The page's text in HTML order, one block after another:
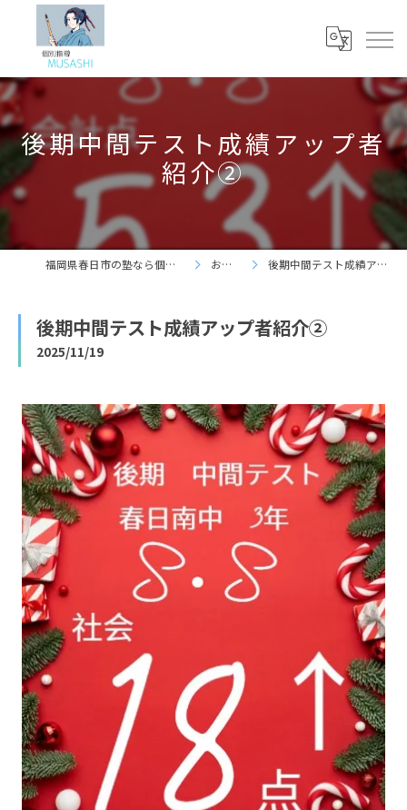
後期中間テスト成績アップ者
紹介②
福岡県春日市の塾なら個別指導 夢咲志塾 お知らせ 後期中間テスト成績アップ者紹介②
後期中間テスト成績アップ者紹介②
2025/11/19